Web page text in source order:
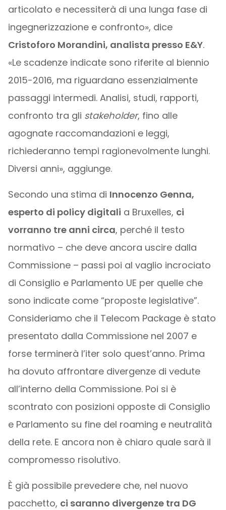
articolato e necessiterà di una lunga fase di
ingegnerizzazione e confronto», dice
Cristoforo Morandini, analista presso E&Y.
«Le scadenze indicate sono riferite al biennio
2015-2016, ma riguardano essenzialmente
passaggi intermedi. Analisi, studi, rapporti,
confronto tra gli stakeholder, fino alle
agognate raccomandazioni e leggi,
richiederanno tempi ragionevolmente lunghi.
Diversi anni», aggiunge.
Secondo una stima di Innocenzo Genna,
esperto di policy digitali a Bruxelles, ci
vorranno tre anni circa, perché il testo
normativo – che deve ancora uscire dalla
Commissione – passi poi al vaglio incrociato
di Consiglio e Parlamento UE per quelle che
sono indicate come “proposte legislative”.
Consideriamo che il Telecom Package è stato
presentato dalla Commissione nel 2007 e
forse terminerà l’iter solo quest’anno. Prima
ha dovuto affrontare divergenze di vedute
all’interno della Commissione. Poi si è
scontrato con posizioni opposte di Consiglio
e Parlamento su fine del roaming e neutralità
della rete. E ancora non è chiaro quale sarà il
compromesso risolutivo.
È già possibile prevedere che, nel nuovo
pacchetto, ci saranno divergenze tra DG